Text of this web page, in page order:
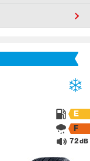
E
F
72 dB